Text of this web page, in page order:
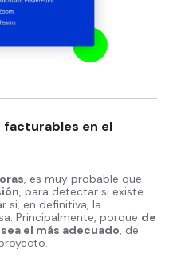
facturables en el
, es muy probable que
, para detectar si existe
si, en definitiva, la
Principalmente, porque de
el más adecuado, de